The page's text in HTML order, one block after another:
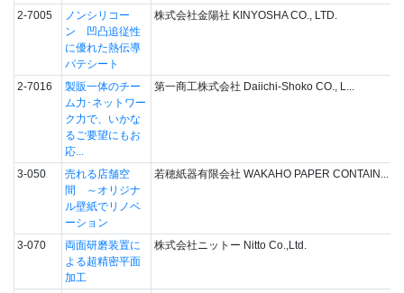
2-7005
ノンシリコー
ン 凹凸追従性
に優れた熱伝導
パテシート
株式会社金陽社 KINYOSHA CO., LTD.
2-7016
製販一体のチー
ム力･ネットワー
ク力で、いかな
るご要望にもお
応...
第一商工株式会社 Daiichi-Shoko CO., L...
3-050
売れる店舗空
間 ～オリジナ
ル壁紙でリノベ
ーション
若穂紙器有限会社 WAKAHO PAPER CONTAIN...
3-070
両面研磨装置に
よる超精密平面
加工
株式会社ニットー Nitto Co.,Ltd.